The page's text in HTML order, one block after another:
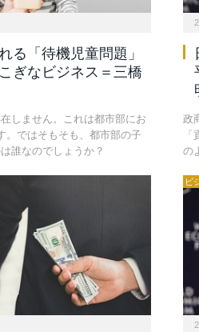
る「待機児童問題」
ぎなビジネス＝三橋
しません。これは都市部にお
。ではそもそも、都市部の子
誰なのでしょうか？
政
の
ビ